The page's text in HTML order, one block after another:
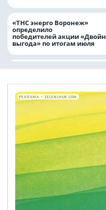
«ТНС энерго Воронеж»
определило
победителей акции
выгода» по итогам июля
РЕКЛАМА • ZELENCHUK.COM